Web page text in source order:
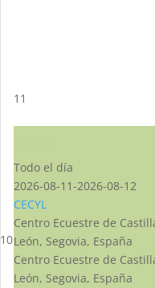
10
11
Todo el día
2026-08-11-2026-08-12
CECYL
Centro Ecuestre de
León, Segovia, España
Centro Ecuestre de
León, Segovia, España